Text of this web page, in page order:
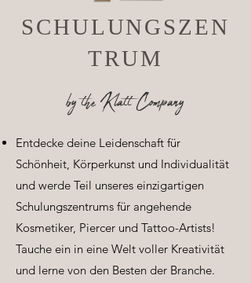
SCHULUNGSZEN
TRUM
by the Klatt Company
Entdecke deine Leidenschaft für
Schönheit, Körperkunst und Individualität
und werde Teil unseres einzigartigen
Schulungszentrums für angehende
Kosmetiker, Piercer und Tattoo-Artists!
Tauche ein in eine Welt voller Kreativität
und lerne von den Besten der Branche.